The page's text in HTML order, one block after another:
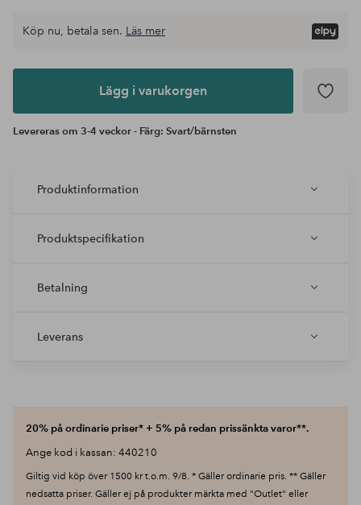
Lägg i
Köp nu, betala sen. Läs mer
Lägg i varukorgen
Levereras om 3-4 veckor - Färg: Svart/bärnsten
Produktinformation
Produktspecifikation
Betalning
Leverans
20% på ordinarie priser* + 5% på redan prissänkta varor**.
Ange kod i kassan: 440210
Giltig vid köp över 1500 kr t.o.m. 9/8. * Gäller ordinarie pris. ** Gäller
nedsatta priser. Gäller ej på produkter märkta med "Outlet" eller